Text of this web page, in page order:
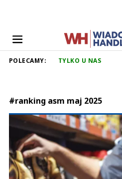
POLECAMY: TYLKO U NAS
#ranking asm maj 2025